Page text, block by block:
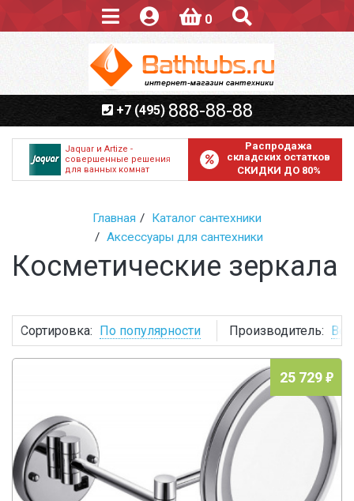
0
+7 (495) 888-88-88
Распродажа
складских остатков
СКИДКИ ДО 80%
Jaquar и Artize -
совершенные решения
для ванных комнат
Главная
Каталог сантехники
Аксессуары для сантехники
Косметические зеркала
Сортировка: По популярности Производитель: Все
25 729